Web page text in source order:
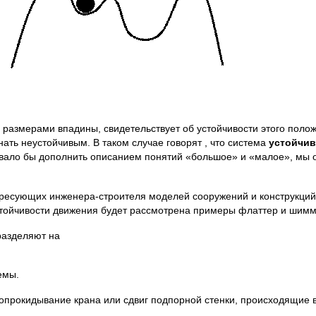
впадины, свидетельствует об устойчивости этого
неустойчивым. В таком случае говорят , что система
бы дополнить описанием понятий «большое» и «малое», мы
инженера-строителя моделей сооружений и
движения будет рассмотрена примеры флаттер и
на
крана или сдвиг подпорной стенки, происходящие